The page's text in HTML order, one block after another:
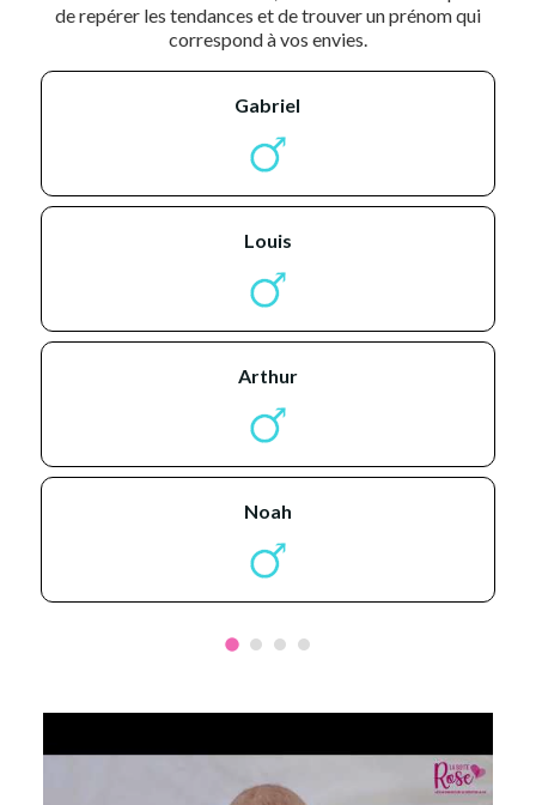
de repérer les tendances et de trouver un prénom qui
correspond à vos envies.
gabriel
louis
arthur
noah